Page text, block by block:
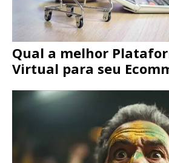
Qual a melhor
Virtual para seu